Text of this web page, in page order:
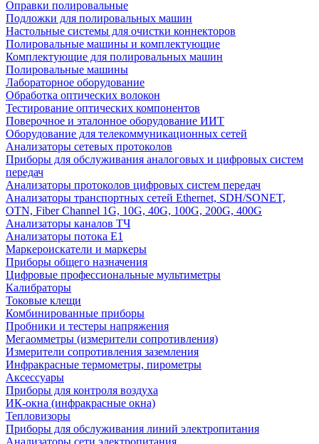
Оправки полировальные
Подложки для полировальных машин
Настольные системы для очистки коннекторов
Полировальные машины и комплектующие
Комплектующие для полировальных машин
Полировальные машины
Лабораторное оборудование
Обработка оптических волокон
Тестирование оптических компонентов
Поверочное и эталонное оборудование ИИТ
Оборудование для телекоммуникационных сетей
Анализаторы сетевых протоколов
Приборы для обслуживания аналоговых и цифровых систем
передач
Анализаторы протоколов цифровых систем передач
Анализаторы транспортных сетей Ethernet, SDH/SONET,
OTN, Fiber Channel 1G, 10G, 40G, 100G, 200G, 400G
Анализаторы каналов ТЧ
Анализаторы потока Е1
Маркероискатели и маркеры
Приборы общего назначения
Цифровые профессиональные мультиметры
Калибраторы
Токовые клещи
Комбинированные приборы
Пробники и тестеры напряжения
Мегаомметры (измерители сопротивления)
Измерители сопротивления заземления
Инфракрасные термометры, пирометры
Аксессуары
Приборы для контроля воздуха
ИК-окна (инфракрасные окна)
Тепловизоры
Приборы для обслуживания линий электропитания
Анализаторы сети электропитания